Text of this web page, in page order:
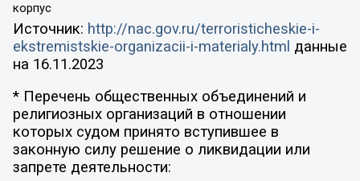
корпус
Источник: http://nac.gov.ru/terroristicheskie-i-
ekstremistskie-organizacii-i-materialy.html данные
на 16.11.2023
* Перечень общественных объединений и
религиозных организаций в отношении
которых судом принято вступившее в
законную силу решение о ликвидации или
запрете деятельности: